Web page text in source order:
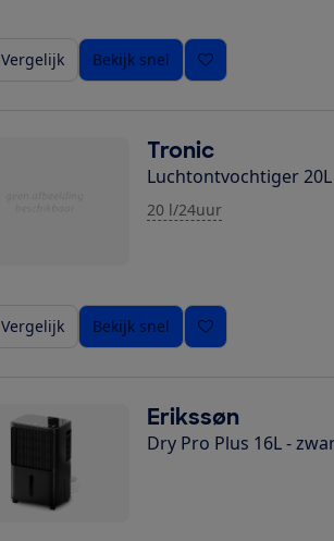
Vergelijk Bekijk snel
Tronic
Luchtontvochtiger 20L
20 l/24uur
Vergelijk Bekijk snel
Erikssøn
Dry Pro Plus 16L -